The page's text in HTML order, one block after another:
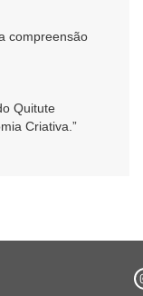
compreensão
Quitute
Criativa.”